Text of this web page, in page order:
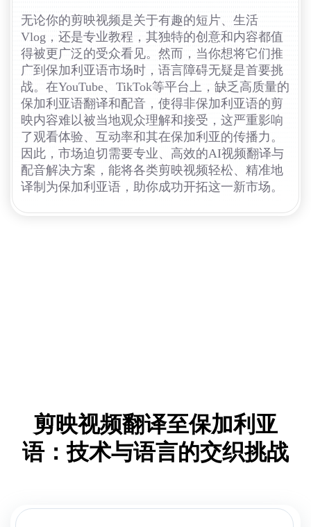
无论你的剪映视频是关于有趣的短片、生活
Vlog，还是专业教程，其独特的创意和内容都值
得被更广泛的受众看见。然而，当你想将它们推
广到保加利亚语市场时，语言障碍无疑是首要挑
战。在YouTube、TikTok等平台上，缺乏高质量的
保加利亚语翻译和配音，使得非保加利亚语的剪
映内容难以被当地观众理解和接受，这严重影响
了观看体验、互动率和其在保加利亚的传播力。
因此，市场迫切需要专业、高效的AI视频翻译与
配音解决方案，能将各类剪映视频轻松、精准地
译制为保加利亚语，助你成功开拓这一新市场。
剪映视频翻译至保加利亚
语：技术与语言的交织挑战